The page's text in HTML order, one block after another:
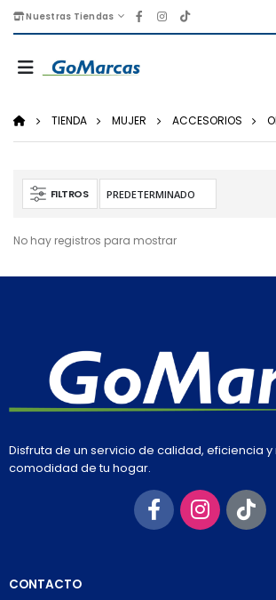
Nuestras Tiendas
TIENDA MUJER ACCESORIOS
FILTROS
No hay registros para mostrar
Disfruta de un servicio de calidad, eficiencia
comodidad de tu hogar.
CONTACTO